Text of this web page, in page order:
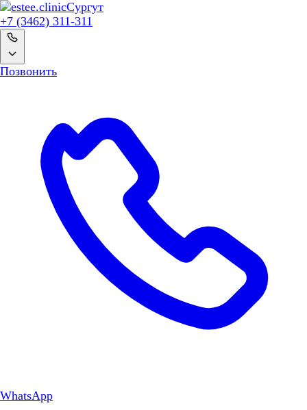
Сургут
+7 (3462) 311-311
Позвонить
WhatsApp